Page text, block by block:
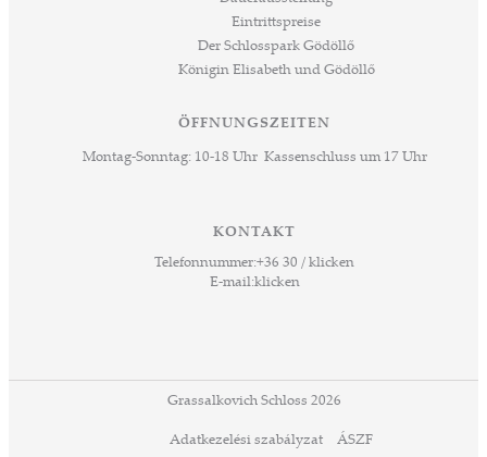
Eintrittspreise
Der Schlosspark Gödöllő
Königin Elisabeth und Gödöllő
ÖFFNUNGSZEITEN
Montag-Sonntag: 10-18 Uhr Kassenschluss um 17 Uhr
KONTAKT
Telefonnummer:+36 30 / klicken
E-mail:klicken
Grassalkovich Schloss 2026
Adatkezelési szabályzat ÁSZF